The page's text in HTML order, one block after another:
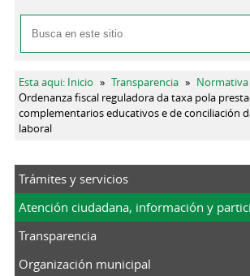
Formulario de búsqueda
Buscar
Se encuentra usted aquí
Esta aqui: Inicio » Transparencia »
Ordenanza fiscal reguladora da taxa pola
complementarios educativos e de conciliación
laboral
Trámites y servicios
Atención ciudadana, información y
Transparencia
Organización municipal